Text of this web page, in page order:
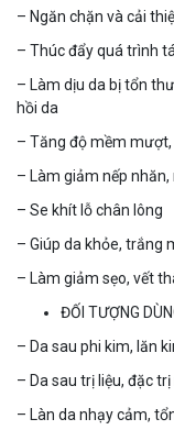
– Ngăn chặn và cải
– Thúc đẩy quá trình
– Làm dịu da bị tổn
hồi da
– Tăng độ mềm
– Làm giảm nếp nhăn,
– Se khít lỗ chân lông
– Giúp da khỏe, trắng
– Làm giảm sẹo, vết
ĐỐI TƯỢNG
– Da sau phi kim, lăn
– Da sau trị liệu, đặc
– Làn da nhạy cảm,